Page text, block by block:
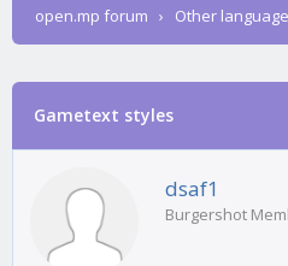
open.mp forum › Other
Gametext styles
dsaf1
Burgershot